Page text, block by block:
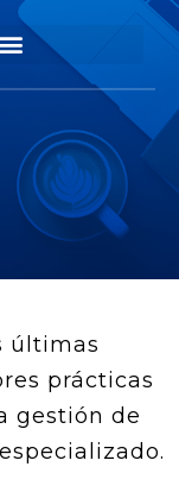
últimas
prácticas
gestión de